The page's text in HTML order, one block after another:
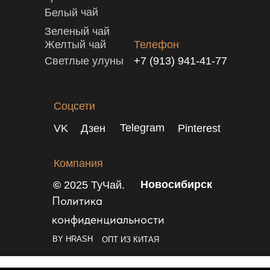
+7 (913) 941-41-77
Зеленый чай
Желтый чай
Белый чай
Светлые улуны
Телефон
ОПТ ИЗ КИТАЯ
BY HRASH
Pinterest
Telegram
© 2025 ТуЧай. Новосибирск
VK Дзен
Соцсети
Компания
Политика
конфиденциальности